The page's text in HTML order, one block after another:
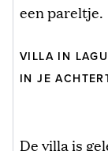
een pareltje.
VILLA IN
IN JE
De villa is